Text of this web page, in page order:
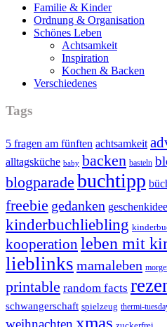
Familie & Kinder
Ordnung & Organisation
Schönes Leben
Achtsamkeit
Inspiration
Kochen & Backen
Verschiedenes
Tags
5 fragen am fünften achtsamkeit
alltagsküche baby backen basteln
blogparade buchtipp
freebie gedanken
kinderbuchliebling
kooperation leben mit
lieblinks mamaleben
printable random facts
schwangerschaft spielzeug thermi-
xmas